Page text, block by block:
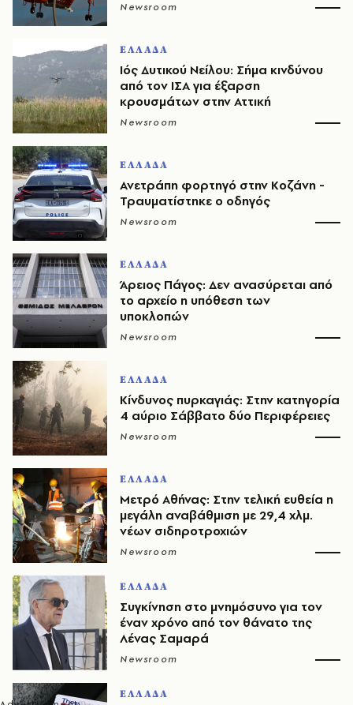
Newsroom
ΕΛΛΑΔΑ
Ιός Δυτικού Νείλου: Σήμα κινδύνου
από τον ΙΣΑ για έξαρση
κρουσμάτων στην Αττική
Newsroom
ΕΛΛΑΔΑ
Ανετράπη φορτηγό στην Κοζάνη -
Τραυματίστηκε ο οδηγός
Newsroom
ΕΛΛΑΔΑ
Άρειος Πάγος: Δεν ανασύρεται από
το αρχείο η υπόθεση των
υποκλοπών
Newsroom
ΕΛΛΑΔΑ
Κίνδυνος πυρκαγιάς: Στην κατηγορία
4 αύριο Σάββατο δύο Περιφέρειες
Newsroom
ΕΛΛΑΔΑ
Μετρό Αθήνας: Στην τελική ευθεία η
μεγάλη αναβάθμιση με 29,4 χλμ.
νέων σιδηροτροχιών
Newsroom
ΕΛΛΑΔΑ
Συγκίνηση στο μνημόσυνο για τον
έναν χρόνο από τον θάνατο της
Λένας Σαμαρά
Newsroom
ΕΛΛΑΔΑ